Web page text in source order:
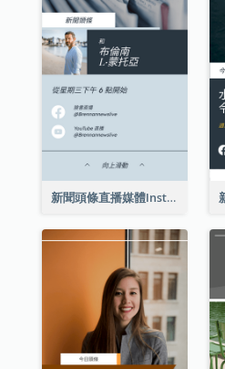
新聞頭條直播媒體Instagram限時動態